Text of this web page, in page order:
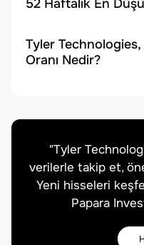
52 Haftalık En
Tyler
Oranı Nedir?
"Tyler
verilerle takip et,
Yeni hisseleri
Papara